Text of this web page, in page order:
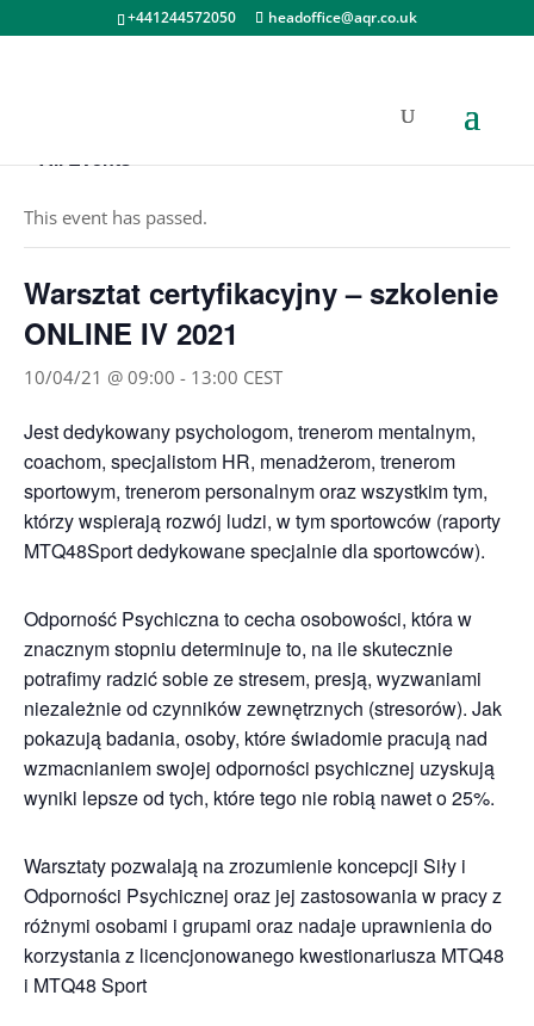
+441244572050 headoffice@aqr.co.uk
« All Events
This event has passed.
Warsztat certyfikacyjny – szkolenie
ONLINE IV 2021
10/04/21 @ 09:00 - 13:00 CEST
Jest dedykowany psychologom, trenerom mentalnym,
coachom, specjalistom HR, menadżerom, trenerom
sportowym, trenerom personalnym oraz wszystkim tym,
którzy wspierają rozwój ludzi, w tym sportowców (raporty
MTQ48Sport dedykowane specjalnie dla sportowców).
Odporność Psychiczna to cecha osobowości, która w
znacznym stopniu determinuje to, na ile skutecznie
potrafimy radzić sobie ze stresem, presją, wyzwaniami
niezależnie od czynników zewnętrznych (stresorów). Jak
pokazują badania, osoby, które świadomie pracują nad
wzmacnianiem swojej odporności psychicznej uzyskują
wyniki lepsze od tych, które tego nie robią nawet o 25%.
Warsztaty pozwalają na zrozumienie koncepcji Siły i
Odporności Psychicznej oraz jej zastosowania w pracy z
różnymi osobami i grupami oraz nadaje uprawnienia do
korzystania z licencjonowanego kwestionariusza MTQ48
i MTQ48 Sport